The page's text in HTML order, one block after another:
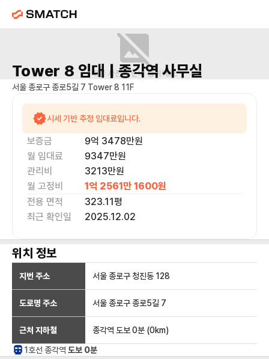
매물 사진을 준비 중이에요.
Tower 8 임대 | 종각역사무실
서울 종로구 종로5길 7 Tower 8 11F
시세 기반 추정 임대료입니다.
보증금 9억 3478만원
월 임대료
9347만원
관리비
3213만원
월 고정비
1억 2561만 1600원
전용 면적
323.11평
최근 확인일
2025.12.02
위치 정보
지번 주소 서울 종로구 청진동 128
도로명 주소 서울 종로구 종로5길 7
근처 지하철 종각역 도보 0분 (0km)
1호선 종각역 도보 0분